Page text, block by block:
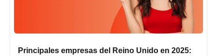
Principales empresas del Reino Unido en 2025: